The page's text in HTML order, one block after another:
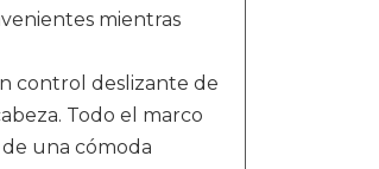
mientras
control deslizante de
Todo el marco
una cómoda